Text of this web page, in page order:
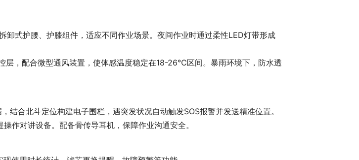
式护腰、护膝组件，适应不同作业场景。夜间作业时通过柔性LED灯带形成
层，配合微型通风装置，使体感温度稳定在18-26℃区间。暴雨环境下，防水透
结合北斗定位构建电子围栏，遇突发状况自动触发SOS报警并发送精准位置。
作对讲设备。配备骨传导耳机，保障作业沟通安全。